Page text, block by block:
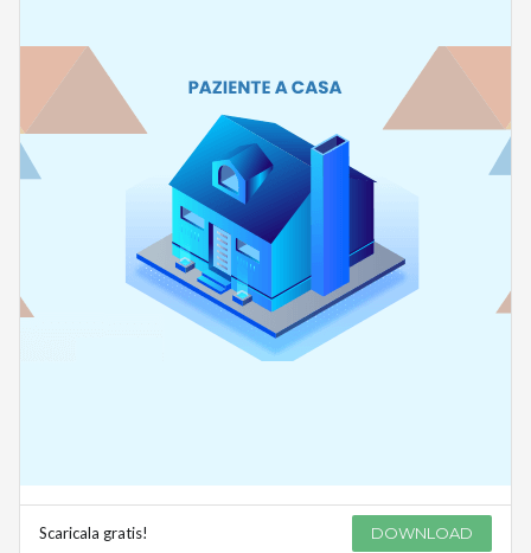
Scaricala gratis! DOWNLOAD